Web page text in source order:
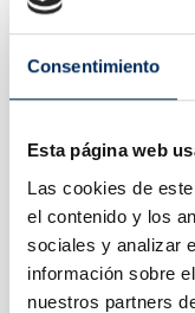
Consentimiento
Esta página web
Las cookies de
el contenido y los
sociales y analizar
información sobre
nuestros partners